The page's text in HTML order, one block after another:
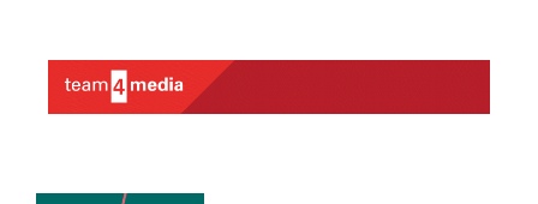
springen